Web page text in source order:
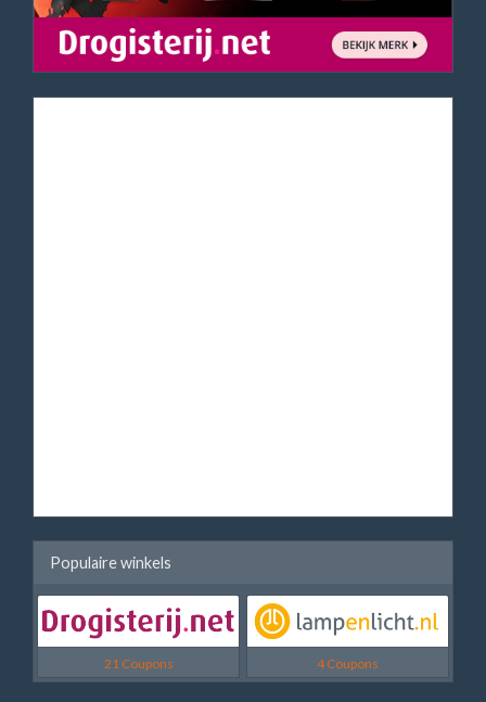
Populaire winkels
21 Coupons 4 Coupons